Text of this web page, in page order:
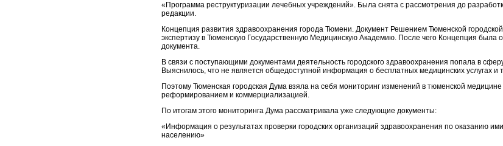
«Программа реструктуризации лечебных учреждений». Была снята с рассмотрения до
редакции.
Концепция развития здравоохранения города Тюмени. Документ Решением Тюменской
экспертизу в Тюменскую Государственную Медицинскую Академию. После чего Концепция была
документа.
В связи с поступающими документами деятельность городского здравоохранения попала в
Выяснилось, что не является общедоступной информация о бесплатных медицинских услугах и
Поэтому Тюменская городская Дума взяла на себя мониторинг изменений в тюменской медицине
реформированием и коммерциализацией.
По итогам этого мониторинга Дума рассматривала уже следующие документы:
«Информация о результатах проверки городских организаций здравоохранения по оказанию
населению»